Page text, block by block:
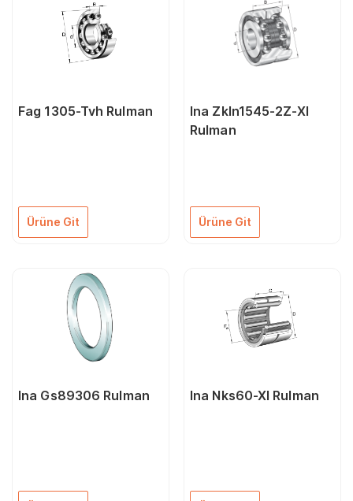
Fag 1305-Tvh Rulman
Ürüne Git
Ina Zkln1545-2Z-Xl
Rulman
Ürüne Git
Ina Gs89306 Rulman Ina Nks60-Xl Rulman